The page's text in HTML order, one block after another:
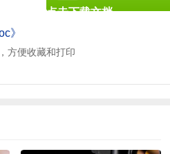
》
方便收藏和打印
点击下载文档